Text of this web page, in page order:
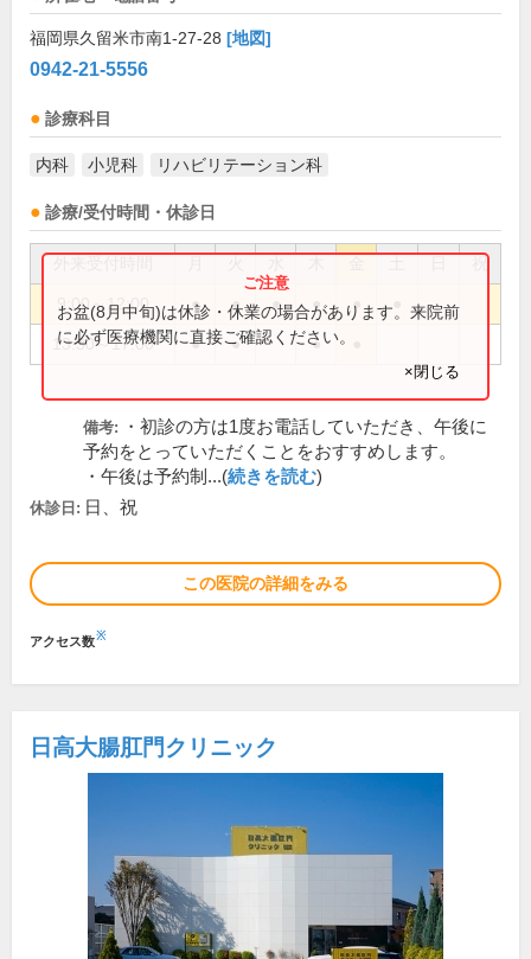
福岡県久留米市南1-27-28 [地図]
0942-21-5556
診療科目
内科 小児科 リハビリテーション科
診療/受付時間・休診日
祝
9:00～12:00 ● ● ● ● ●
13:30～17:00 ● ● ●
お盆(8月中旬)は休診・休業の場合があります。来院前
に必ず医療機関に直接ご確認ください。
×閉じる
備考:
・初診の方は1度お電話していただき、午後に
予約をとっていただくことをおすすめします。
・午後は予約制...(続きを読む)
休診日: 日、祝
この医院の詳細をみる
アクセス数※
日高大腸肛門クリニック